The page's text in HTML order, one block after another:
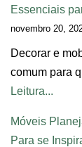
Essenciais
novembro 20,
Decorar e
comum para
Leitura...
Móveis
Para se